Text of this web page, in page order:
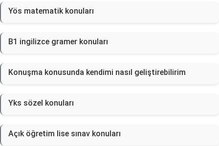
Yös matematik konuları
B1 ingilizce gramer konuları
Konuşma konusunda kendimi nasıl geliştirebilirim
Yks sözel konuları
Açık öğretim lise sınav konuları